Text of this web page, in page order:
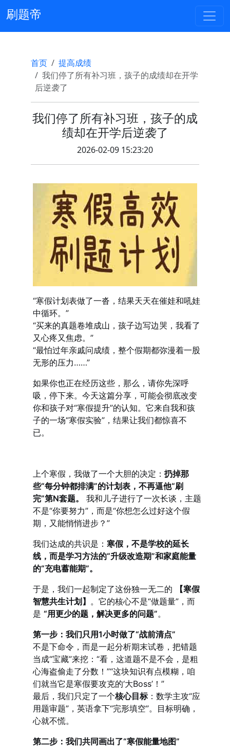
刷题帝
首页
提高成绩
我们停了所有补习班，孩子的成绩却在开学
后逆袭了
我们停了所有补习班，孩子的成
绩却在开学后逆袭了
2026-02-09 15:23:20
“寒假计划表做了一沓，结果天天在催娃和吼娃
中循环。”
“买来的真题卷堆成山，孩子边写边哭，我看了
又心疼又焦虑。”
“最怕过年亲戚问成绩，整个假期都弥漫着一股
无形的压力……”
如果你也正在经历这些，那么，请你先深呼
吸，停下来。今天这篇分享，可能会彻底改变
你和孩子对“寒假提升”的认知。它来自我和孩
子的一场“寒假实验”，结果让我们都惊喜不
已。
上个寒假，我做了一个大胆的决定： 扔掉那
些“每分钟都排满”的计划表，不再逼他“刷
完”第N套题。
我和儿子进行了一次长谈，主题
不是“你要努力”，而是“你想怎么过好这个假
期，又能悄悄进步？”
我们达成的共识是： 寒假，不是学校的延长
线，而是学习方法的“升级改造期”和家庭能量
的“充电蓄能期”。
于是，我们一起制定了这份独一无二的
【寒假
智慧共生计划】 。它的核心不是“做题量”，而
是 “用更少的题，解决更多的问题”。
第一步：我们只用1小时做了“战前清点”
不是下命令，而是一起分析期末试卷，把错题
当成“宝藏”来挖：“看，这道题不是不会，是粗
心海盗偷走了分数！”“这块知识有点模糊，咱
们就当它是寒假要攻克的‘大Boss’！”
最后，我们只定了一个核心目标：数学主攻“应
用题审题”，英语拿下“完形填空”。目标明确，
心就不慌。
第二步：我们共同画出了“寒假能量地图”